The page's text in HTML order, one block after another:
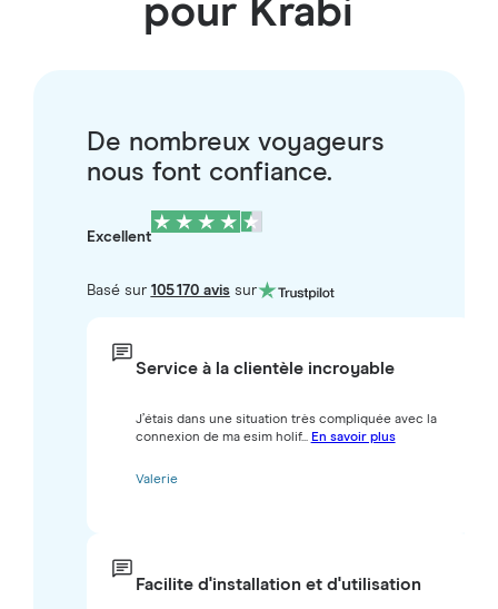
pour Krabi
De nombreux voyageurs
nous font confiance.
Excellent
Basé sur 105 170 avissur
Service à la clientèle incroyable
J’étais dans une situation très compliquée avec la
connexion de ma esim holif... En savoir plus
Valerie
Facilite d'installation et d'utilisation